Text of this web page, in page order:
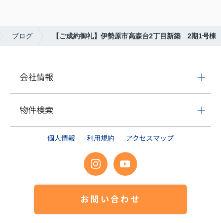
ブログ 【ご成約御礼】伊勢原市高森台2丁目新築 2期1号棟
会社情報
物件検索
個人情報 利用規約 アクセスマップ
お問い合わせ